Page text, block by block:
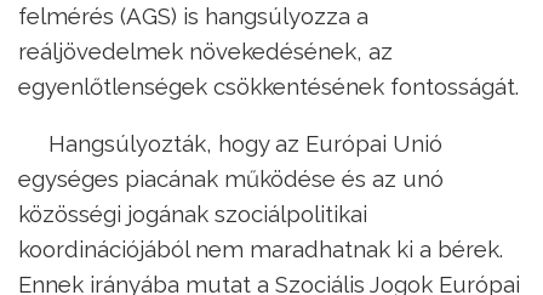
felmérés (AGS) is hangsúlyozza a
reáljövedelmek növekedésének, az
egyenlőtlenségek csökkentésének fontosságát.
Hangsúlyozták, hogy az Európai Unió
egységes piacának működése és az unó
közösségi jogának szociálpolitikai
koordinációjából nem maradhatnak ki a bérek.
Ennek irányába mutat a Szociális Jogok Európai